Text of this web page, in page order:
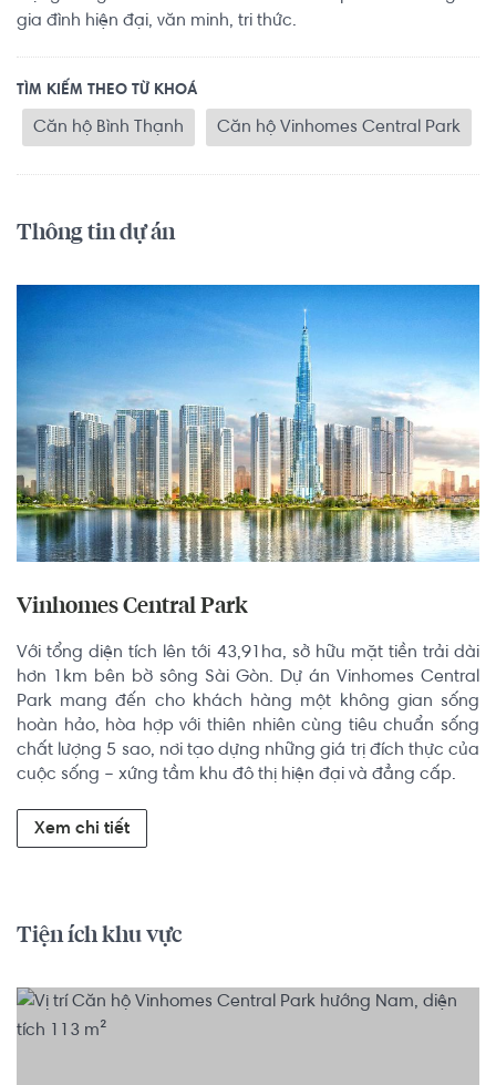
gia đình hiện đại, văn minh, tri thức.
TÌM KIẾM THEO TỪ KHOÁ
Căn hộ Bình Thạnh Căn hộ Vinhomes Central Park
Thông tin dự án
Vinhomes Central Park
Với tổng diện tích lên tới 43,91ha, sở hữu mặt tiền trải dài
hơn 1km bên bờ sông Sài Gòn. Dự án Vinhomes Central
Park mang đến cho khách hàng một không gian sống
hoàn hảo, hòa hợp với thiên nhiên cùng tiêu chuẩn sống
chất lượng 5 sao, nơi tạo dựng những giá trị đích thực của
cuộc sống – xứng tầm khu đô thị hiện đại và đẳng cấp.
Xem chi tiết
Tiện ích khu vực